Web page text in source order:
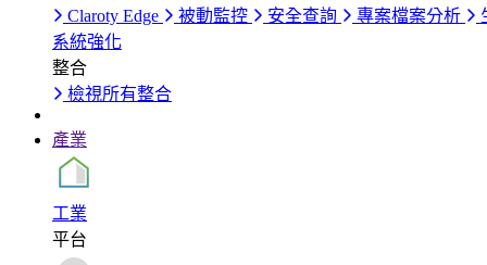
Claroty Edge
被動監控 安全查詢 專案檔案分析
系統強化
整合
檢視所有整合
產業
工業
平台